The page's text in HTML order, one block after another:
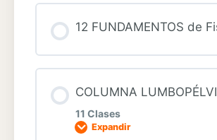
12 FUNDAMENTOS de
COLUMNA
11 Clases
Expandir